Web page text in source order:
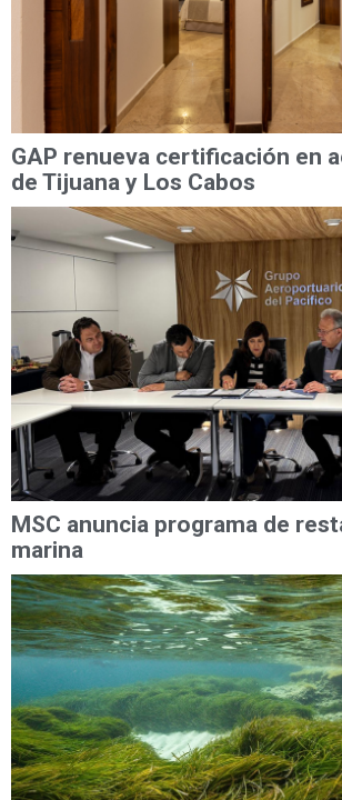
GAP renueva certificación en
de Tijuana y Los Cabos
MSC anuncia programa de
marina